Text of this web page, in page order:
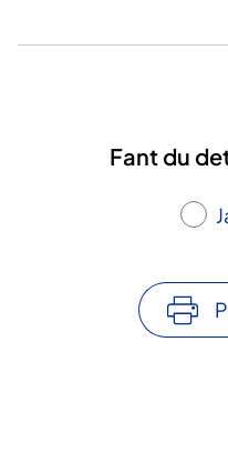
Fant du